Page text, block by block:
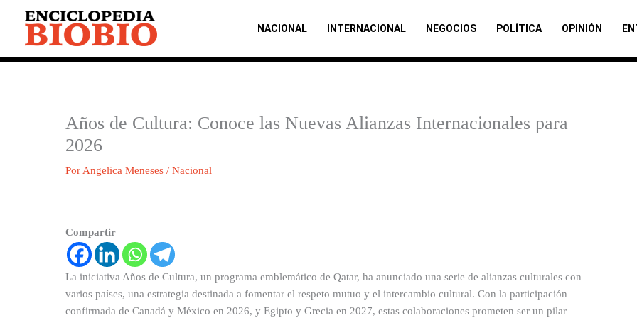
contenido
NACIONAL INTERNACIONAL NEGOCIOS POLÍTICA OPINIÓN
Años de Cultura: Conoce las Nuevas Alianzas Internacionales para
2026
Por Angelica Meneses / Nacional
Compartir
La iniciativa Años de Cultura, un programa emblemático de Qatar, ha anunciado una serie de alianzas culturales con
varios países, una estrategia destinada a fomentar el respeto mutuo y el intercambio cultural. Con la participación
confirmada de Canadá y México en 2026, y Egipto y Grecia en 2027, estas colaboraciones prometen ser un pilar